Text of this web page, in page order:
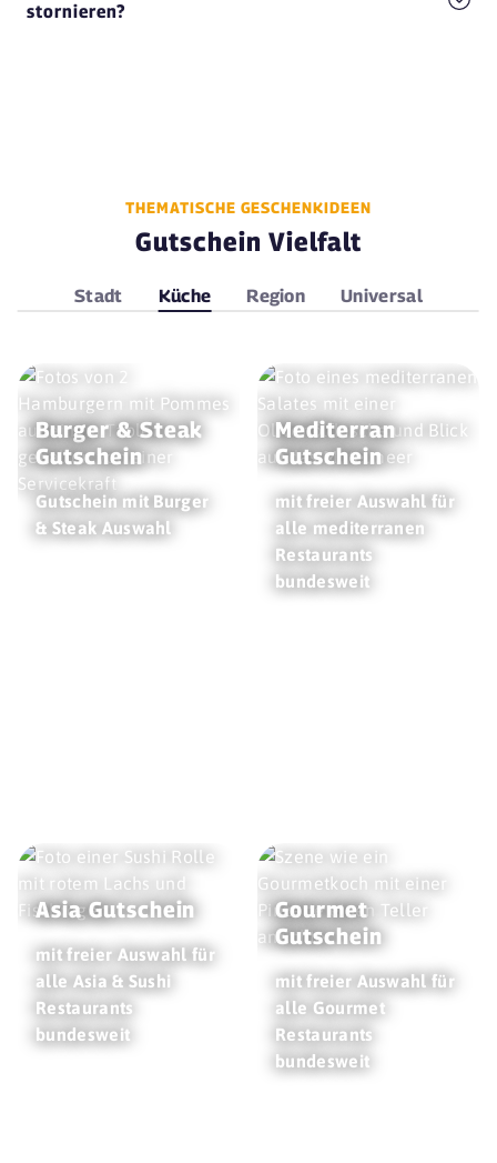
stornieren?
THEMATISCHE GESCHENKIDEEN
Gutschein Vielfalt
Stadt Küche Region Universal
Burger & Steak
Gutschein
Gutschein mit Burger
& Steak Auswahl
Mediterran
Gutschein
mit freier Auswahl für
alle mediterranen
Restaurants
bundesweit
Asia Gutschein
mit freier Auswahl für
alle Asia & Sushi
Restaurants
bundesweit
Gourmet
Gutschein
mit freier Auswahl für
alle Gourmet
Restaurants
bundesweit